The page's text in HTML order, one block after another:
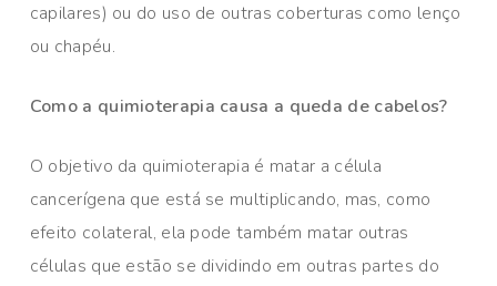
capilares) ou do uso de outras coberturas como lenço
ou chapéu.
Como a quimioterapia causa a queda de cabelos?
O objetivo da quimioterapia é matar a célula
cancerígena que está se multiplicando, mas, como
efeito colateral, ela pode também matar outras
células que estão se dividindo em outras partes do